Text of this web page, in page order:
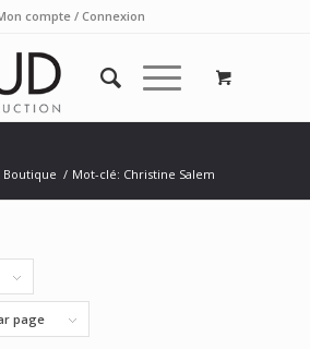
compte / Connexion
Boutique / Mot-clé: Christine Salem
page